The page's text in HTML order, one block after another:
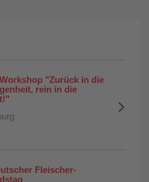
"Zurück in die
rein in die
Fleischer-